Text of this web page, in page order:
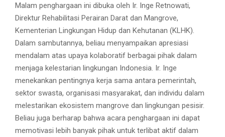
Malam penghargaan ini dibuka oleh Ir. Inge Retnowati,
Direktur Rehabilitasi Perairan Darat dan Mangrove,
Kementerian Lingkungan Hidup dan Kehutanan (KLHK).
Dalam sambutannya, beliau menyampaikan apresiasi
mendalam atas upaya kolaboratif berbagai pihak dalam
menjaga kelestarian lingkungan Indonesia. Ir. Inge
menekankan pentingnya kerja sama antara pemerintah,
sektor swasta, organisasi masyarakat, dan individu dalam
melestarikan ekosistem mangrove dan lingkungan pesisir.
Beliau juga berharap bahwa acara penghargaan ini dapat
memotivasi lebih banyak pihak untuk terlibat aktif dalam